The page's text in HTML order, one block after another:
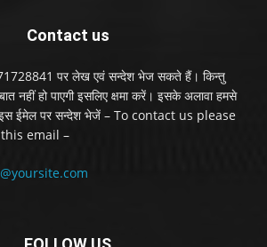
Contact us
पर लेख एवं सन्देश भेज सकते हैं। किन्तु
नहीं हो पाएगी इसलिए क्षमा करें। इसके अलावा हमसे
इस ईमेल पर सन्देश भेजें – To contact us please
email –